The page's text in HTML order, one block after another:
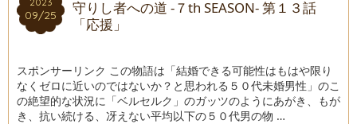
09/25
09/25
守りし者への道 -７th SEASON- 第１３話
「応援」
スポンサーリンク この物語は「結婚できる可能性はもはや限り
なくゼロに近いのではないか？と思われる５０代未婚男性」のこ
の絶望的な状況に「ベルセルク」のガッツのようにあがき、もが
き、抗い続ける、冴えない平均以下の５０代男の物 …